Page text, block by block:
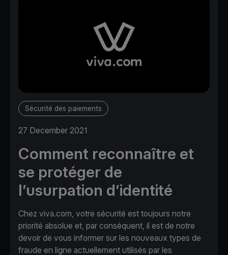
Sécurité des paiements
27 December 2021
Comment reconnaître et
se protéger de
l’usurpation d’identité
Chez viva.com, votre sécurité est toujours notre
priorité absolue et, par conséquent, il est de notre
devoir de vous informer sur les nouveaux types de
fraude en ligne actuellement utilisés par les